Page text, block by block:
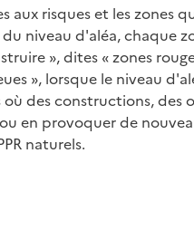
aux risques et les zones
niveau d'aléa, chaque
», dites « zones
», lorsque le niveau
des constructions, des
en provoquer de
naturels.